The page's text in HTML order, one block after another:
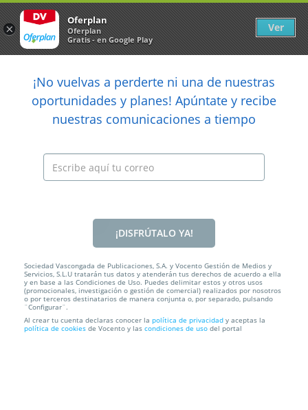

Caducada
Anterior
arrow_back Newsletter
¡No vuelvas a perderte ni una de nuestras
oportunidades y planes! Apúntate y recibe
nuestras comunicaciones a tiempo
¡DISFRÚTALO YA!
Sociedad Vascongada de Publicaciones, S.A. y Vocento Gestión de Medios y
Servicios, S.L.U tratarán tus datos y atenderán tus derechos de acuerdo a ella
y en base a las Condiciones de Uso. Puedes delimitar estos y otros usos
(promocionales, investigación o gestión de comercial) realizados por nosotros
o por terceros destinatarios de manera conjunta o, por separado, pulsando
¨Configurar¨.
Al crear tu cuenta declaras conocer la política de privacidad y aceptas la
política de cookies de Vocento y las condiciones de uso del portal
×
Oferplan
Oferplan
Gratis - en Google Play
Ver